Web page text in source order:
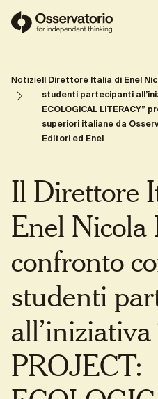
NotizieIl Direttore Italia di Enel
studenti partecipanti
ECOLOGICAL LITERACY”
superiori italiane da
Editori ed Enel
Il Direttore
Enel Nicola
confronto
studenti
all’iniziativa
PROJECT:
Il racconto della giornata